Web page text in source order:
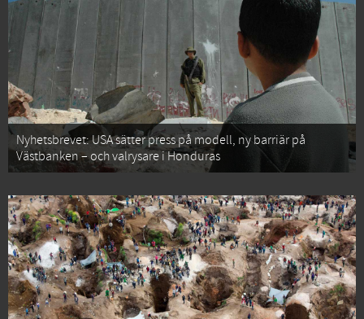
Nyhetsbrevet: USA sätter press på modell, ny barriär på
Västbanken – och valrysare i Honduras